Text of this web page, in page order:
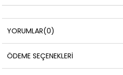
YORUMLAR(0)
ÖDEME SEÇENEKLERI